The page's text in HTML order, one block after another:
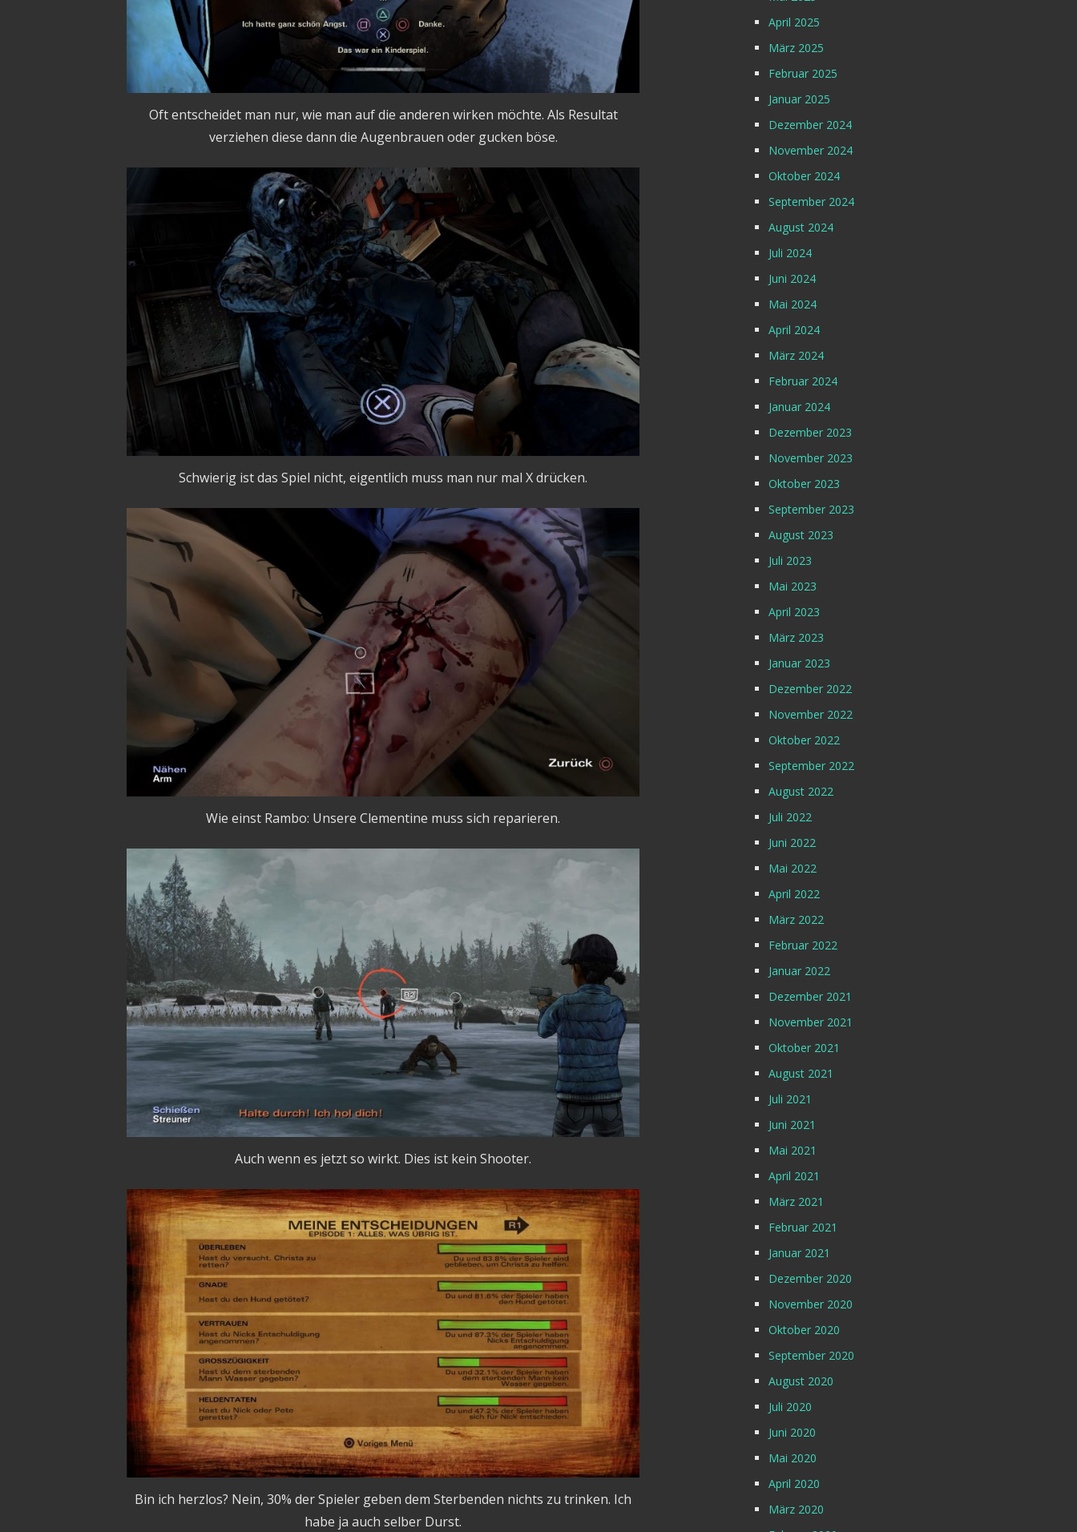
Oft entscheidet man nur, wie man auf die anderen wirken möchte. Als Resultat
verziehen diese dann die Augenbrauen oder gucken böse.
Schwierig ist das Spiel nicht, eigentlich muss man nur mal X drücken.
Wie einst Rambo: Unsere Clementine muss sich reparieren.
Auch wenn es jetzt so wirkt. Dies ist kein Shooter.
Bin ich herzlos? Nein, 30% der Spieler geben dem Sterbenden nichts zu trinken. Ich
habe ja auch selber Durst.
April 2025
März 2025
Februar 2025
Januar 2025
Dezember 2024
November 2024
Oktober 2024
September 2024
August 2024
Juli 2024
Juni 2024
Mai 2024
April 2024
März 2024
Februar 2024
Januar 2024
Dezember 2023
November 2023
Oktober 2023
September 2023
August 2023
Juli 2023
Mai 2023
April 2023
März 2023
Januar 2023
Dezember 2022
November 2022
Oktober 2022
September 2022
August 2022
Juli 2022
Juni 2022
Mai 2022
April 2022
März 2022
Februar 2022
Januar 2022
Dezember 2021
November 2021
Oktober 2021
August 2021
Juli 2021
Juni 2021
Mai 2021
April 2021
März 2021
Februar 2021
Januar 2021
Dezember 2020
November 2020
Oktober 2020
September 2020
August 2020
Juli 2020
Juni 2020
Mai 2020
April 2020
März 2020